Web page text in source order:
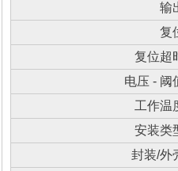
输
复
复位超
电压 - 阈
工作温
安装类
封装/外